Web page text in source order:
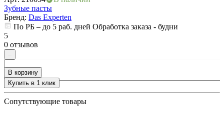
Зубные пасты
Бренд: Das Experten
По РБ – до 5 раб. дней Обработка заказа - будни
5
0 отзывов
–
+
В корзину
Купить в 1 клик
Сопутствующие товары